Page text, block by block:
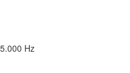
Hz